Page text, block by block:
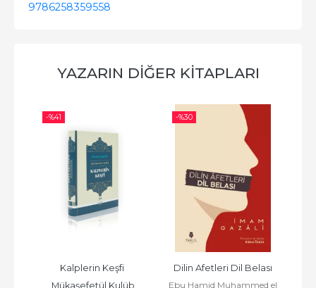
9786258359558
YAZARIN DIĞER KITAPLARI
-%41
Kalplerin Keşfi
Mükaşefetül Kulüb
-%30
Dilin Afetleri Dil Belası
Ebu Hamid Muhammed el